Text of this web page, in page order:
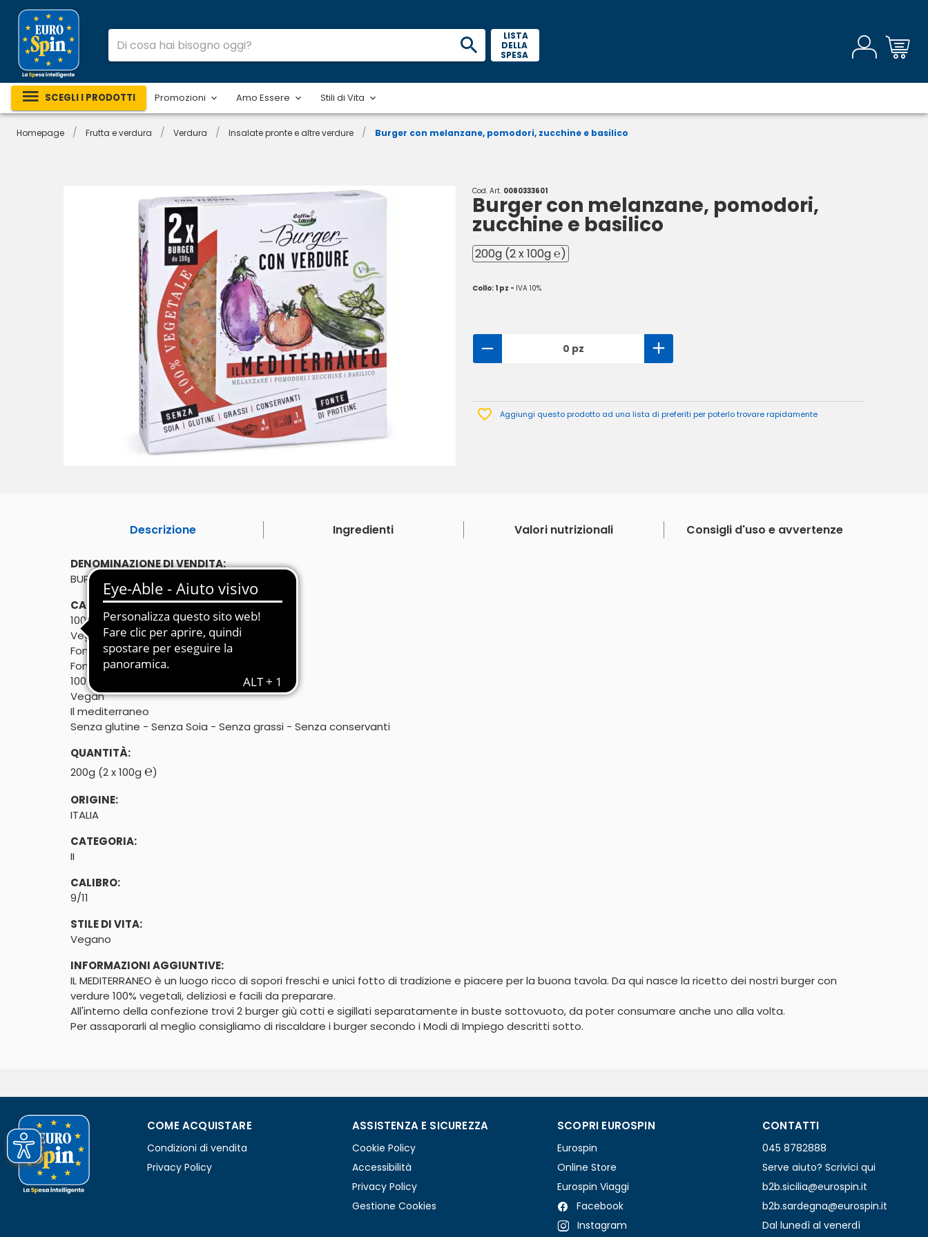
LISTA
DELLA
SPESA
SCEGLI I PRODOTTI Promozioni Amo Essere Stili di Vita
Homepage / Frutta e verdura / Verdura / Insalate pronte e altre verdure / Burger con melanzane, pomodori, zucchine e basilico
Cod. Art. 0080333601
Burger con melanzane, pomodori,
zucchine e basilico
200g (2 x 100g ℮)
Collo: 1 pz - IVA 10%
0 pz
Aggiungi questo prodotto ad una lista di preferiti per poterlo trovare rapidamente
Descrizione Ingredienti Valori nutrizionali Consigli d'uso e avvertenze
DENOMINAZIONE DI VENDITA:
BURGER CON VERDURE
CARATTERISTICHE:
100% vegetale
Vegan
Fonte di proteine
Fonte di proteine
100% vegetale
Vegan
Il mediterraneo
Senza glutine - Senza Soia - Senza grassi - Senza conservanti
QUANTITÀ:
200g (2 x 100g ℮)
ORIGINE:
ITALIA
CATEGORIA:
II
CALIBRO:
9/11
STILE DI VITA:
Vegano
INFORMAZIONI AGGIUNTIVE:
IL MEDITERRANEO è un luogo ricco di sopori freschi e unici fotto di tradizione e piacere per la buona tavola. Da qui nasce la ricetto dei nostri burger con
verdure 100% vegetali, deliziosi e facili da preparare.
All'interno della confezione trovi 2 burger giù cotti e sigillati separatamente in buste sottovuoto, da poter consumare anche uno alla volta.
Per assaporarli al meglio consigliamo di riscaldare i burger secondo i Modi di Impiego descritti sotto.
COME ACQUISTARE
Condizioni di vendita
Privacy Policy
ASSISTENZA E SICUREZZA
Cookie Policy
Accessibilità
Privacy Policy
Gestione Cookies
SCOPRI EUROSPIN
Eurospin
Online Store
Eurospin Viaggi
Facebook
Instagram
CONTATTI
045 8782888
Serve aiuto? Scrivici qui
b2b.sicilia@eurospin.it
b2b.sardegna@eurospin.it
Dal lunedì al venerdì